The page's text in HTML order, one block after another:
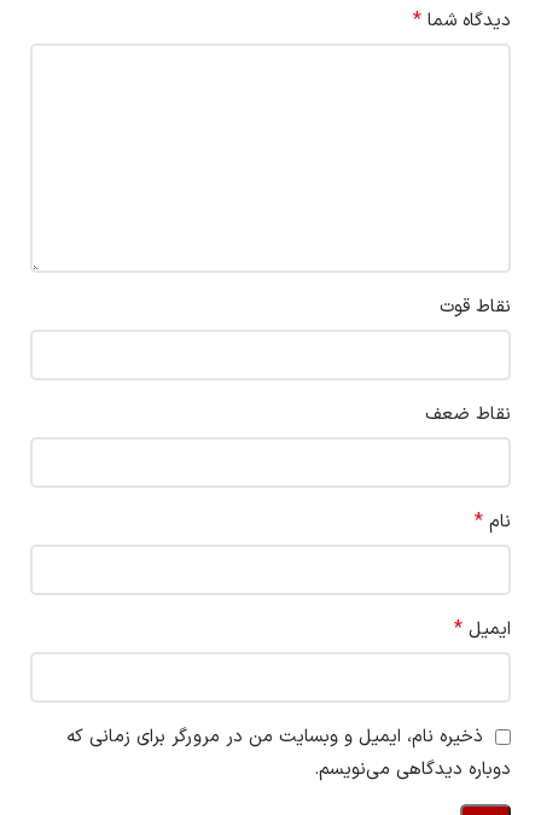
دیدگاه شما *
نقاط قوت
نقاط ضعف
نام *
ایمیل *
ذخیره نام، ایمیل و وبسایت من در مرورگر برای زمانی که
دوباره دیدگاهی می‌نویسم.